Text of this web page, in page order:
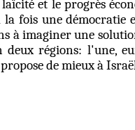
et le progrès
fois une démocratie
à imaginer une
régions: l'une,
propose de mieux à